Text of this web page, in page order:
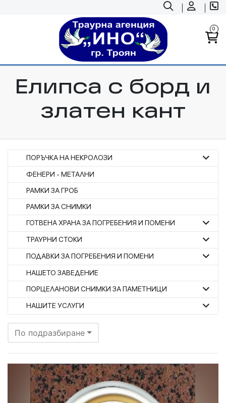
0
Елипса с борд и
златен кант
ПОРЪЧКА НА НЕКРОЛОЗИ
ФЕНЕРИ - МЕТАЛНИ
РАМКИ ЗА ГРОБ
РАМКИ ЗА СНИМКИ
ГОТВЕНА ХРАНА ЗА ПОГРЕБЕНИЯ И ПОМЕНИ
ТРАУРНИ СТОКИ
ПОДАВКИ ЗА ПОГРЕБЕНИЯ И ПОМЕНИ
НАШЕТО ЗАВЕДЕНИЕ
ПОРЦЕЛАНОВИ СНИМКИ ЗА ПАМЕТНИЦИ
НАШИТЕ УСЛУГИ
По подразбиране